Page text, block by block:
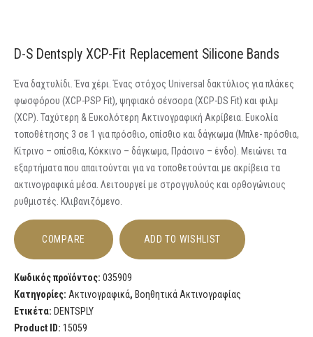
D-S Dentsply XCP-Fit Replacement Silicone Bands
Ένα δαχτυλίδι. Ένα χέρι. Ένας στόχος Universal δακτύλιος για πλάκες
φωσφόρου (XCP-PSP Fit), ψηφιακό σένσορα (XCP-DS Fit) και φιλμ
(XCP). Ταχύτερη & Ευκολότερη Ακτινογραφική Ακρίβεια. Ευκολία
τοποθέτησης 3 σε 1 για πρόσθιο, οπίσθιο και δάγκωμα (Μπλε- πρόσθια,
Κίτρινο – οπίσθια, Κόκκινο – δάγκωμα, Πράσινο – ένδο). Μειώνει τα
εξαρτήματα που απαιτούνται για να τοποθετούνται με ακρίβεια τα
ακτινογραφικά μέσα. Λειτουργεί με στρογγυλούς και ορθογώνιους
ρυθμιστές. Κλιβανιζόμενο.
COMPARE ADD TO WISHLIST
Κωδικός προϊόντος: 035909
Κατηγορίες: Ακτινογραφικά, Βοηθητικά Ακτινογραφίας
Ετικέτα: DENTSPLY
Product ID: 15059